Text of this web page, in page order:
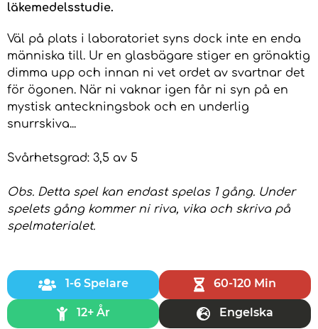
läkemedelsstudie.
Väl på plats i laboratoriet syns dock inte en enda
människa till. Ur en glasbägare stiger en grönaktig
dimma upp och innan ni vet ordet av svartnar det
för ögonen. När ni vaknar igen får ni syn på en
mystisk anteckningsbok och en underlig
snurrskiva...
Svårhetsgrad: 3,5 av 5
Obs. Detta spel kan endast spelas 1 gång. Under
spelets gång kommer ni riva, vika och skriva på
spelmaterialet.
1-6 Spelare 60-120 Min
12+ År Engelska